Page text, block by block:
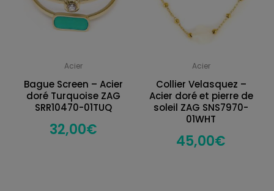
Acier
Bague Screen – Acier
doré Turquoise ZAG
SRR10470-01TUQ
32,00€
Acier
Collier Velasquez –
Acier doré et pierre de
soleil ZAG SNS7970-
01WHT
45,00€